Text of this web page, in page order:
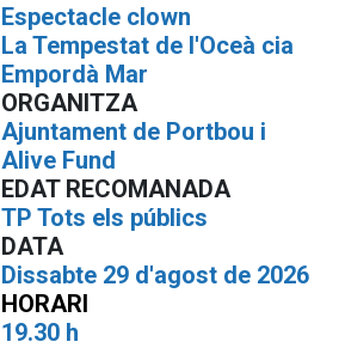
Espectacle clown
La Tempestat de l'Oceà cia
Empordà Mar
ORGANITZA
Ajuntament de Portbou i
Alive Fund
EDAT RECOMANADA
TP Tots els públics
DATA
Dissabte 29 d'agost de 2026
HORARI
19.30 h